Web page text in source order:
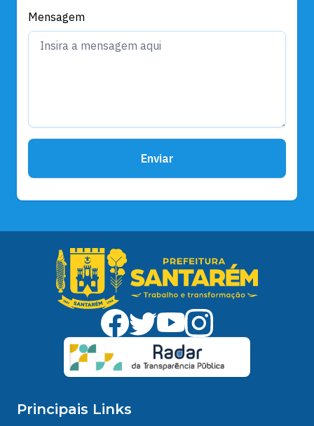
Mensagem
Enviar
Principais Links